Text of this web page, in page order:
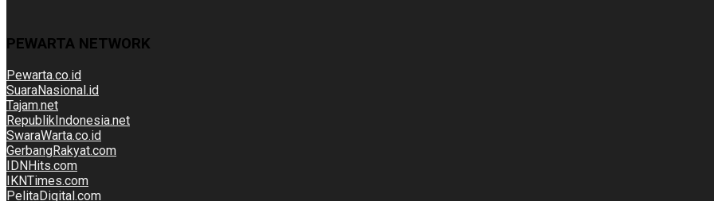
PEWARTA NETWORK
Pewarta.co.id
SuaraNasional.id
Tajam.net
RepublikIndonesia.net
SwaraWarta.co.id
GerbangRakyat.com
IDNHits.com
IKNTimes.com
PelitaDigital.com